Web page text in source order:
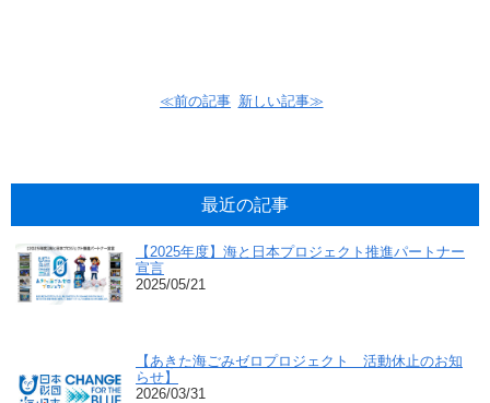
≪前の記事 新しい記事≫
最近の記事
【2025年度】海と日本プロジェクト推進パートナー
宣言
2025/05/21
【あきた海ごみゼロプロジェクト 活動休止のお知
らせ】
2026/03/31